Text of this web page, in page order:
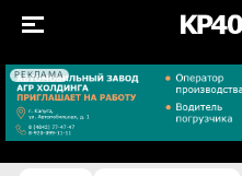
РЕКЛАМА